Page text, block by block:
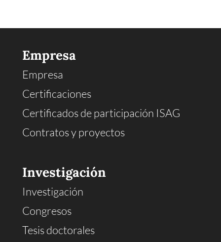
Empresa
Empresa
Certificaciones
Certificados de participación ISAG
Contratos y proyectos
Investigación
Investigación
Congresos
Tesis doctorales